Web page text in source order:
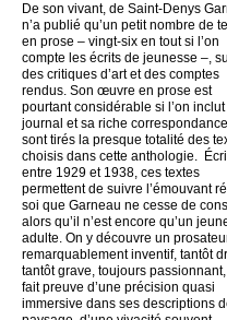
De son vivant, de Saint-Denys
n’a publié qu’un petit nombre de
en prose – vingt-six en tout si l’on
compte les écrits de jeunesse –,
des critiques d’art et des comptes
rendus. Son œuvre en prose est
pourtant considérable si l’on
journal et sa riche
sont tirés la presque totalité des
choisis dans cette anthologie.
entre 1929 et 1938, ces textes
permettent de suivre l’émouvant
soi que Garneau ne cesse de
alors qu’il n’est encore qu’un
adulte. On y découvre un
remarquablement inventif, tantôt
tantôt grave, toujours
fait preuve d’une précision quasi
immersive dans ses descriptions